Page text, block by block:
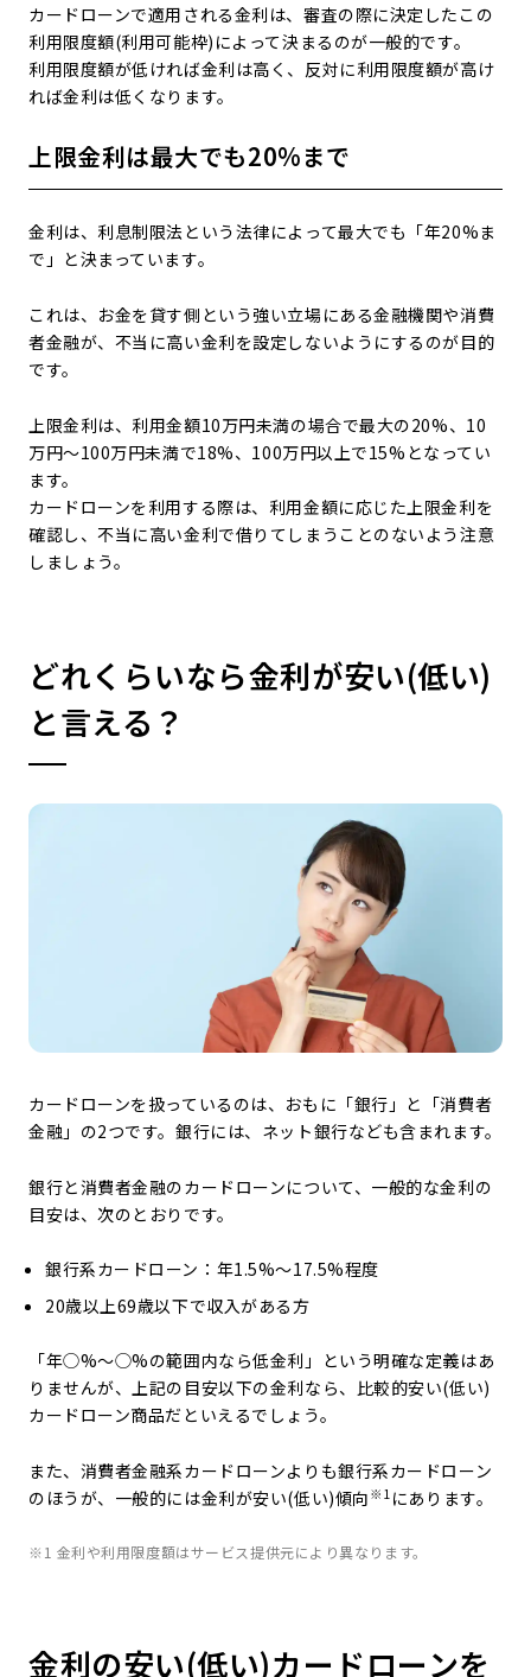
カードローンで適用される金利は、審査の際に決定したこの
利用限度額(利用可能枠)によって決まるのが一般的です。
利用限度額が低ければ金利は高く、反対に利用限度額が高け
れば金利は低くなります。
上限金利は最大でも20%まで
金利は、利息制限法という法律によって最大でも「年20%ま
で」と決まっています。
これは、お金を貸す側という強い立場にある金融機関や消費
者金融が、不当に高い金利を設定しないようにするのが目的
です。
上限金利は、利用金額10万円未満の場合で最大の20%、10
万円～100万円未満で18%、100万円以上で15%となってい
ます。
カードローンを利用する際は、利用金額に応じた上限金利を
確認し、不当に高い金利で借りてしまうことのないよう注意
しましょう。
どれくらいなら金利が安い(低い)
と言える？
カードローンを扱っているのは、おもに「銀行」と「消費者
金融」の2つです。銀行には、ネット銀行なども含まれます。
銀行と消費者金融のカードローンについて、一般的な金利の
目安は、次のとおりです。
銀行系カードローン：年1.5%～17.5%程度
20歳以上69歳以下で収入がある方
「年◯%～◯%の範囲内なら低金利」という明確な定義はあ
りませんが、上記の目安以下の金利なら、比較的安い(低い)
カードローン商品だといえるでしょう。
また、消費者金融系カードローンよりも銀行系カードローン
のほうが、一般的には金利が安い(低い)傾向 ※1 にあります。
※1 金利や利用限度額はサービス提供元により異なります。
金利の安い(低い)カードローンを